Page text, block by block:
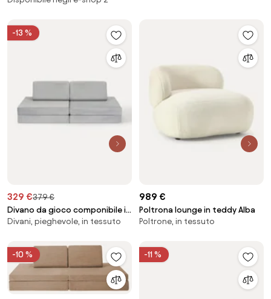
-13 %
329 €379 €
Divano da gioco componibile in
velluto per bambini fatto a
Divani, pieghevole, in tessuto
989 €
Poltrona lounge in teddy Alba
Poltrone, in tessuto
-10 % -11 %